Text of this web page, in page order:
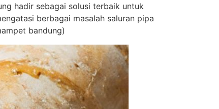
hadir sebagai solusi terbaik untuk
berbagai masalah saluran pipa
bandung)